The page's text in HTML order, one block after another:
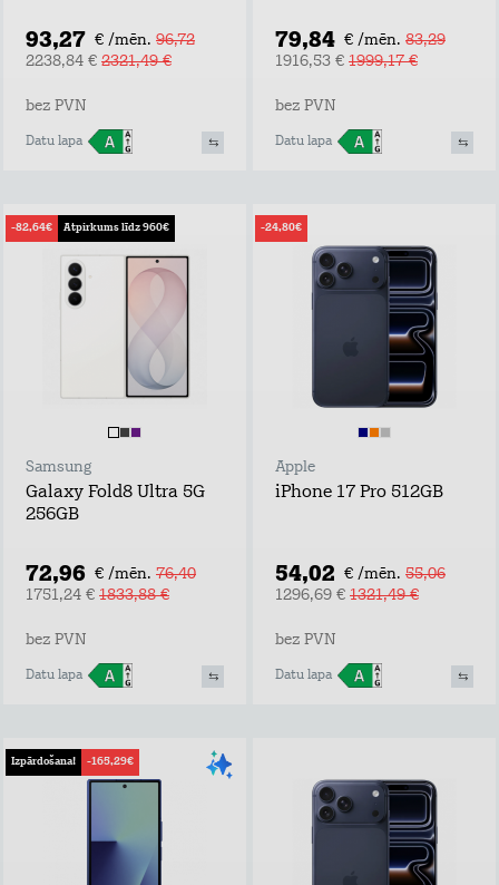
93,27 € /mēn. 96,72
2238,84 € 2321,49 €
bez PVN
Datu lapa
79,84 € /mēn. 83,29
1916,53 € 1999,17 €
bez PVN
Datu lapa
-82,64€ Atpirkums līdz 960€
Samsung
Galaxy Fold8 Ultra 5G
256GB
72,96 € /mēn. 76,40
1751,24 € 1833,88 €
bez PVN
Datu lapa
-24,80€
Apple
iPhone 17 Pro 512GB
54,02 € /mēn. 55,06
1296,69 € 1321,49 €
bez PVN
Datu lapa
Izpārdošana! -165,29€